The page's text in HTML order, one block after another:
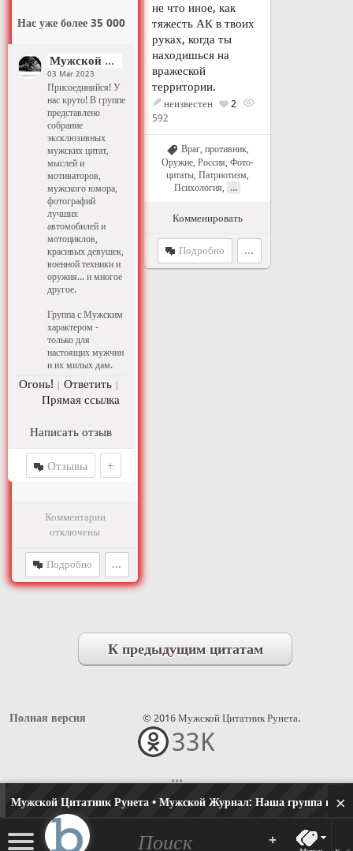
+
×
Мужской Цитатник Рунета • Мужской Журнал: Наша группа в
К предыдущим цитатам
не что иное, как
тяжесть АК в твоих
руках, когда ты
находишься на
вражеской
территории.
неизвестен 2
592
Враг, противник,
Оружие, Россия Фото-
цитаты, Патриотизм
Психология
...
Комменировать
Подробно ...
Нас уже более 35 000
Мужской Цитатник Рунета
03 Mar 2023
Присоединяйся! У
нас круто! В группе
представлено
собрание
эксклюзивных
мужских цитат,
мыслей и
мотиваторов,
мужского юмора,
фотографий
лучших
автомобилей и
мотоциклов,
красивых девушек,
военной техники и
оружия... и многое
другое.
Группа с Мужским
характером -
только для
настоящих мужчин
и их милых дам.
Огонь! | Ответить |
Прямая ссылка
Написать отзыв
Отзывы +
Комментарии
отключены
Подробно ...
Полная версия © 2016 Мужской Цитатник Рунета.
33K
•••